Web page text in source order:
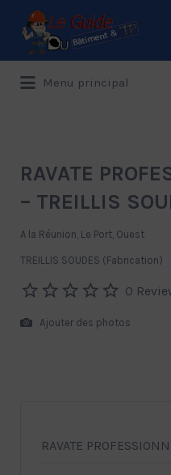
Le Guide de
Rechercher:
Menu principal
RAVATE
– TREILLIS
A la Réunion, Le Port, Ouest
TREILLIS SOUDES (Fabrication)
0
Ajouter des photos
RAVATE